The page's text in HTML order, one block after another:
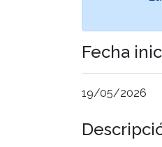
Fecha
19/05/2026